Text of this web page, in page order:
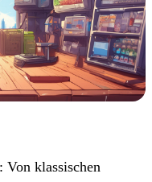
klassischen